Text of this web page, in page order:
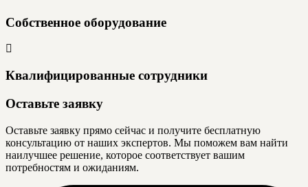
Собственное оборудование
Квалифицированные сотрудники
Оставьте заявку
Оставьте заявку прямо сейчас и получите бесплатную
консультацию от наших экспертов. Мы поможем вам найти
наилучшее решение, которое соответствует вашим
потребностям и ожиданиям.